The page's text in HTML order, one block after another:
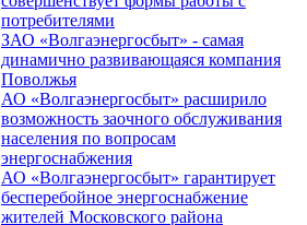
потребителями
ЗАО «Волгаэнергосбыт» - самая
динамично развивающаяся компания
Поволжья
АО «Волгаэнергосбыт» расширило
возможность заочного обслуживания
населения по вопросам
энергоснабжения
АО «Волгаэнергосбыт» гарантирует
бесперебойное энергоснабжение
жителей Московского района